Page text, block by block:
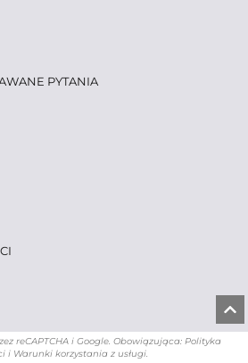
PYTANIA
reCAPTCHA i Google. Obowiązująca: Polityka
i Warunki korzystania z usługi.